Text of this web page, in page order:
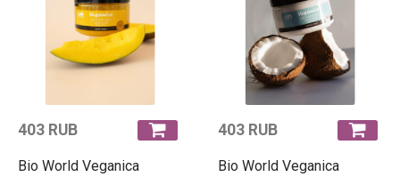
403 RUB
Bio World Veganica
403 RUB
Bio World Veganica